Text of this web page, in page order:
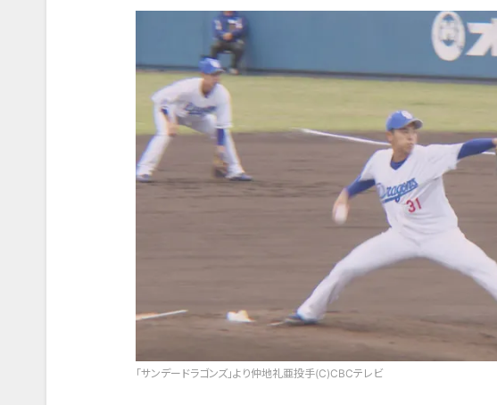
「サンデードラゴンズ」より仲地礼亜投手(C)CBCテレビ